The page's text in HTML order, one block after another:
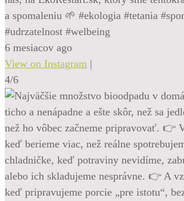
a spomaleniu 🌱 #ekologia #tetania
#udrzatelnost #welbeing
6 mesiacov ago
View on Instagram |
4/6